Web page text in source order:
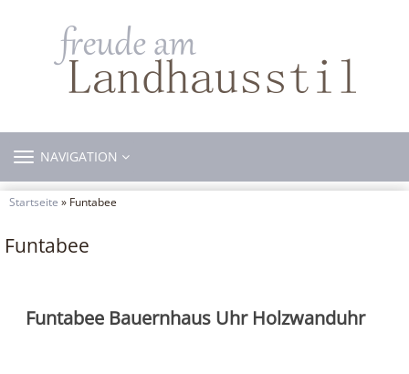
TOGGLE
NAVIGATION
Startseite » Funtabee
Funtabee
Funtabee Bauernhaus Uhr Holzwanduhr